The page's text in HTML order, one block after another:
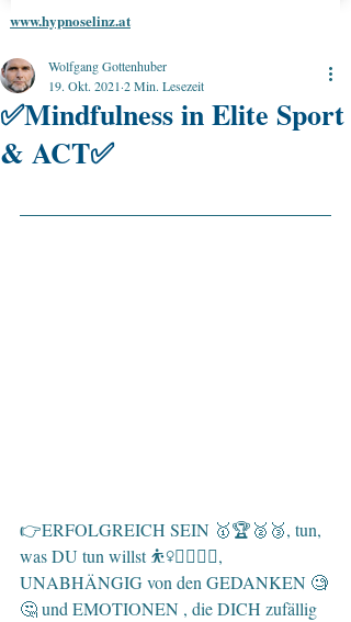
www.hypnoselinz.at
✅Mindfulness in Elite Sport
& ACT✅
Wolfgang Gottenhuber
19. Okt. 2021 2 Min. Lesezeit
👉ERFOLGREICH SEIN 🥇🏆🥈🥉, tun,
was DU tun willst ⛹️‍♀️🏊‍♀️🚴‍♀️,
UNABHÄNGIG von den GEDANKEN 🧐
🤔 und EMOTIONEN , die DICH zufällig